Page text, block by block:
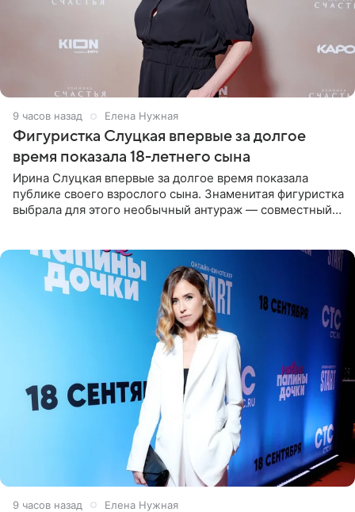
9 часов назад Елена Нужная
Фигуристка Слуцкая впервые за долгое
время показала 18-летнего сына
Ирина Слуцкая впервые за долгое время показала
публике своего взрослого сына. Знаменитая фигуристка
выбрала для этого необычный антураж — совместный
9 часов назад Елена Нужная